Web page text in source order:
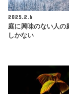
2025.2.6
庭に興味のない人の
しかない